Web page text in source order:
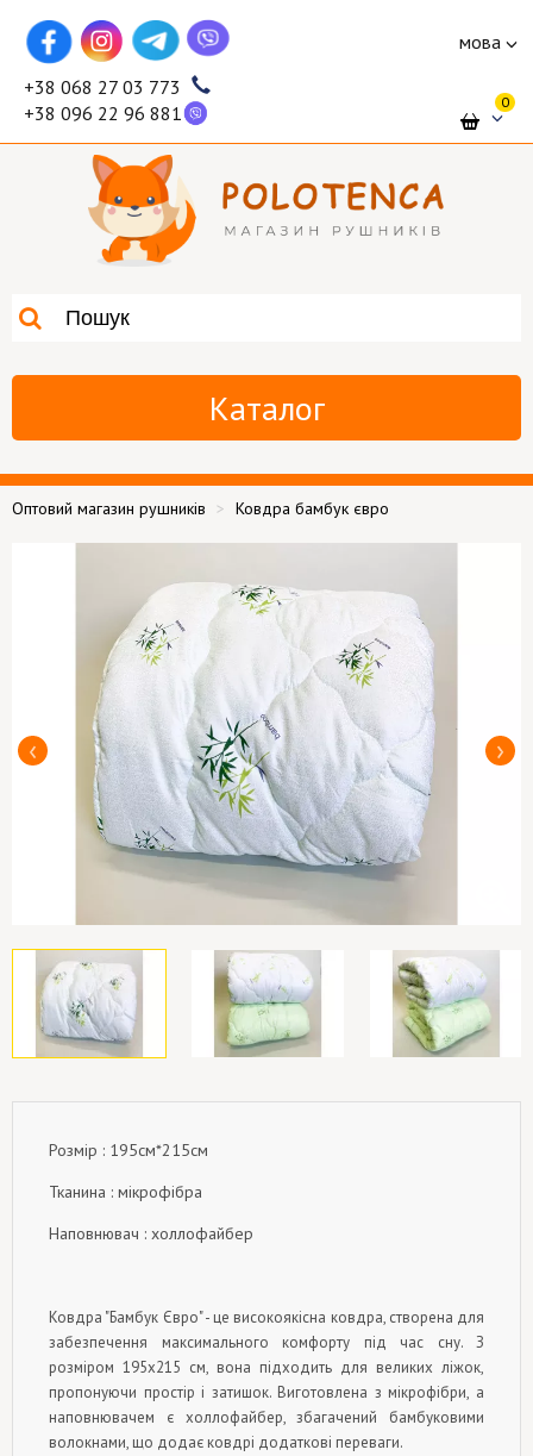
мова
+38 068 27 03 773
+38 096 22 96 881
0
Каталог
Оптовий магазин рушників Ковдра бамбук євро
Розмір : 195см*215см
Тканина : мікрофібра
Наповнювач : холлофайбер
Ковдра "Бамбук Євро" - це високоякісна ковдра, створена для
забезпечення максимального комфорту під час сну. З
розміром 195x215 см, вона підходить для великих ліжок,
пропонуючи простір і затишок. Виготовлена з мікрофібри, а
наповнювачем є холлофайбер, збагачений бамбуковими
волокнами, що додає ковдрі додаткові переваги.